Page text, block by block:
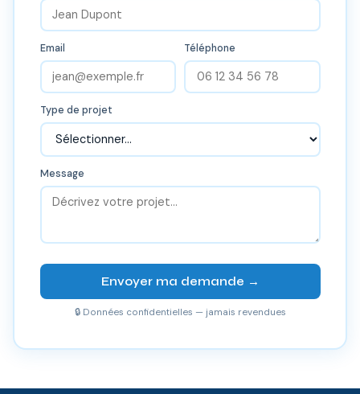
Email Téléphone
Type de projet
Message
Envoyer ma demande →
🔒 Données confidentielles — jamais revendues